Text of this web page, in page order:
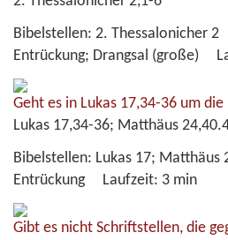
Bibelstellen: 2. Thessalonicher 2
Entrückung; Drangsal (große)
Geht es in Lukas 17,34-36 um die
Lukas 17,34-36; Matthäus
Bibelstellen: Lukas 17;
Entrückung Laufzeit: 3 min
Gibt es nicht Schriftstellen, die